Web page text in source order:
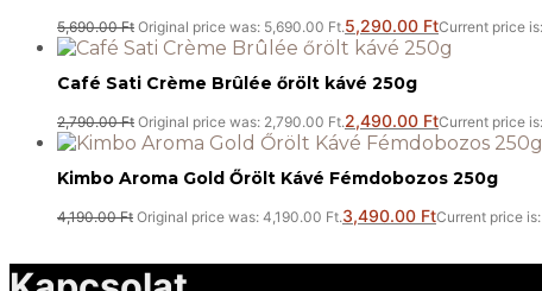
5,690.00Ft Original price was: 5,690.00 Ft.5,290.00 FtCurrent price
Café Sati Crème Brûlée őrölt kávé 250g
2,790.00Ft Original price was: 2,790.00 Ft.2,490.00 FtCurrent price
Kimbo Aroma Gold Őrölt Kávé Fémdobozos 250g
4,190.00Ft Original price was: 4,190.00 Ft.3,490.00 FtCurrent price